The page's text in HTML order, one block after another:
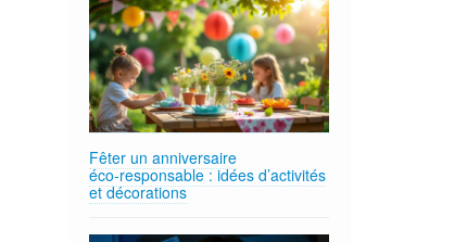
Fêter un anniversaire
éco‑responsable : idées d’activités
et décorations